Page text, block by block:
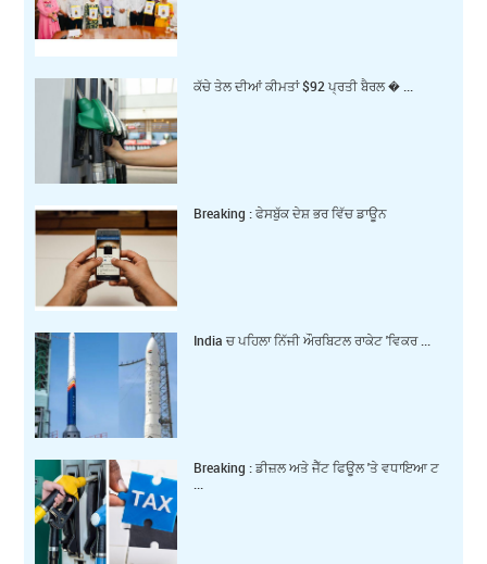
ਕੱਚੇ ਤੇਲ ਦੀਆਂ ਕੀਮਤਾਂ $92 ਪ੍ਰਤੀ ਬੈਰਲ � ...
Breaking : ਫੇਸਬੁੱਕ ਦੇਸ਼ ਭਰ ਵਿੱਚ ਡਾਊਨ
India ਚ ਪਹਿਲਾ ਨਿੱਜੀ ਔਰਬਿਟਲ ਰਾਕੇਟ 'ਵਿਕਰ ...
Breaking : ਡੀਜ਼ਲ ਅਤੇ ਜੈੱਟ ਫਿਊਲ 'ਤੇ ਵਧਾਇਆ ਟ